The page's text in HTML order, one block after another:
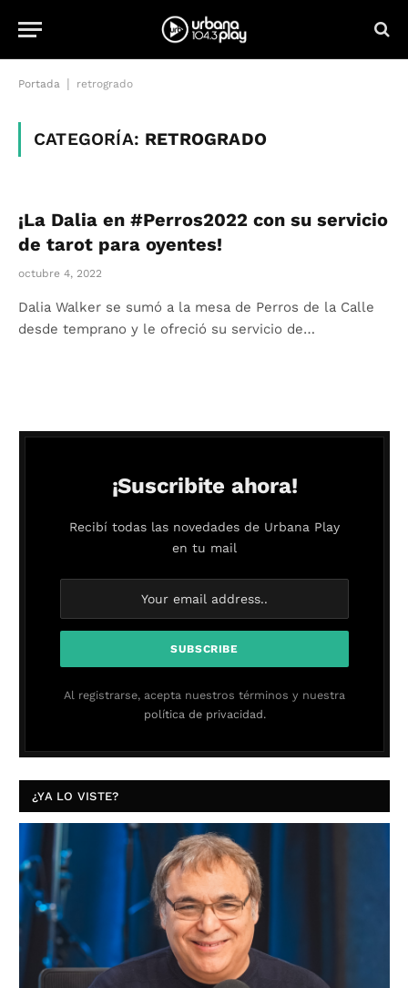
Portada retrogrado
CATEGORÍA: RETROGRADO
¡La Dalia en #Perros2022 con su servicio
de tarot para oyentes!
octubre 4, 2022
Dalia Walker se sumó a la mesa de Perros de la Calle
desde temprano y le ofreció su servicio de…
¡Suscribite ahora!
Recibí todas las novedades de Urbana Play
en tu mail
Al registrarse, acepta nuestros términos y nuestra
política de privacidad.
¿YA LO VISTE?